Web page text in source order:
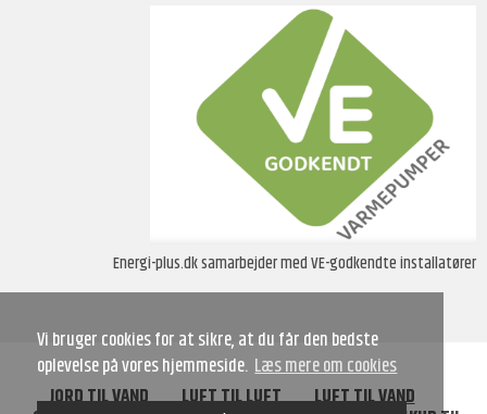
Vi bruger cookies for at sikre, at du får den bedste
oplevelse på vores hjemmeside. Læs mere om cookies
Energi-plus.dk samarbejder med VE-godkendte installatører
JORD TIL VAND LUFT TIL LUFT LUFT TIL VAND